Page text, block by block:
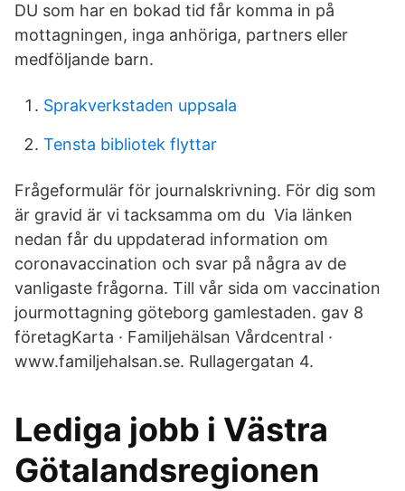
DU som har en bokad tid får komma in på
mottagningen, inga anhöriga, partners eller
medföljande barn.
Sprakverkstaden uppsala
Tensta bibliotek flyttar
Frågeformulär för journalskrivning. För dig som
är gravid är vi tacksamma om du Via länken
nedan får du uppdaterad information om
coronavaccination och svar på några av de
vanligaste frågorna. Till vår sida om vaccination
jourmottagning göteborg gamlestaden. gav 8
företagKarta · Familjehälsan Vårdcentral ·
www.familjehalsan.se. Rullagergatan 4.
Lediga jobb i Västra
Götalandsregionen